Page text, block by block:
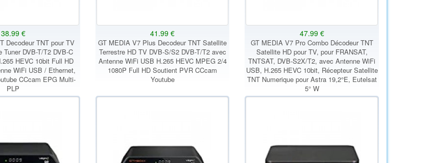
38.99 €
Decodeur TNT pour TV
Tuner DVB-T/T2 DVB-C
HEVC 10bit Full HD
WiFi USB / Ethernet,
CCcam EPG Multi-
PLP
41.99 €
GT MEDIA V7 Plus Decodeur TNT Satellite
Terrestre HD TV DVB-S/S2 DVB-T/T2 avec
Antenne WiFi USB H.265 HEVC MPEG 2/4
1080P Full HD Soutient PVR CCcam
Youtube
47.99 €
GT MEDIA V7 Pro Combo Décodeur TNT
Satellite HD pour TV, pour FRANSAT,
TNTSAT, DVB-S2X/T2, avec Antenne WiFi
USB, H.265 HEVC 10bit, Récepteur Satellite
TNT Numerique pour Astra 19,2°E, Eutelsat
5° W